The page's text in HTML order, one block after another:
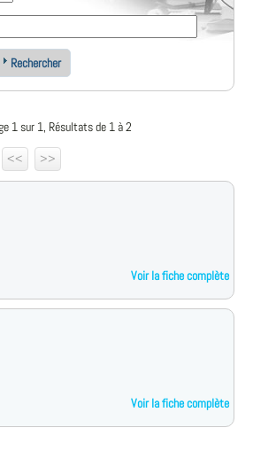
Rechercher
1 sur 1, Résultats de 1 à 2
<<
>>
Voir la fiche complète
Voir la fiche complète